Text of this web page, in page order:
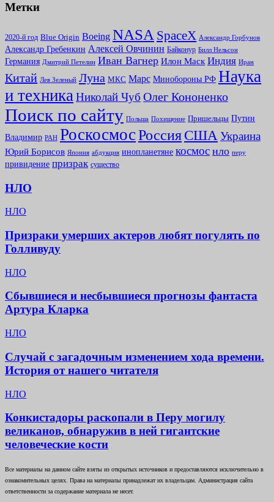
Метки
2020-й год Blue Origin Boeing NASA SpaceX Александр Горбунов
Александр Гребенкин Алексей Овчинин Байконур Билл Нельсон
Германия Дмитрий Петелин Иван Вагнер Илон Маск Индия Иран
Китай Лев Зеленый Луна МКС Марс Минoбороны РФ Наука
и техника Николай Чуб Олег Кононенко
Поиск по сайту Польша Похищение Пришельцы Путин
Владимир РАН РоскосмосРоссияСША Украина
Юрий Борисов Япония абдукция инопланетяне космос нло перу
привидение призрак существо
НЛО
НЛО
Призраки умерших актеров любят погулять по
Голливуду
НЛО
Сбывшиеся и несбывшиеся прогнозы фантаста
Артура Кларка
НЛО
Случай с загадочным изменением хода времени.
История от нашего читателя
НЛО
Конкистадоры раскопали в Перу могилу
великанов, обнаружив в ней гигантские
человеческие кости
Все материалы на данном сайте взяты из открытых источников и предоставляются исключительно в
ознакомительных целях. Права на материалы принадлежат их владельцам. Администрация сайта
ответственности за содержание материала не несет.